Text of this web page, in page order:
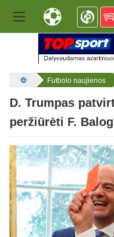
Futbolo naujienos
D. Trumpas
peržiūrėti F.